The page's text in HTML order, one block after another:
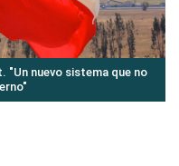
"Un nuevo sistema que no